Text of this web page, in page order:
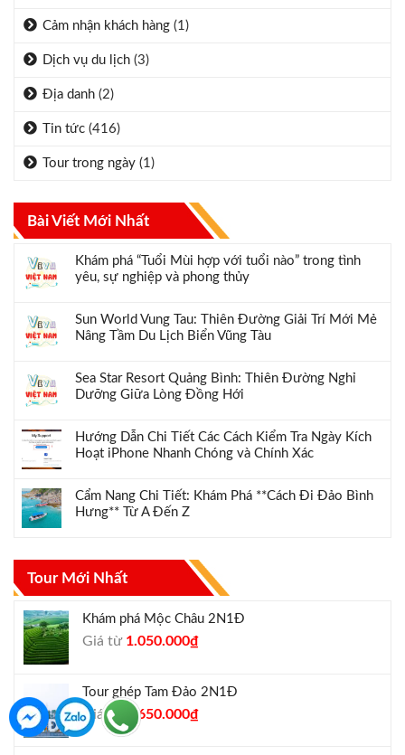
Cảm nhận khách hàng (1)
Dịch vụ du lịch (3)
Địa danh (2)
Tin tức (416)
Tour trong ngày (1)
Bài Viết Mới Nhất
Khám phá “Tuổi Mùi hợp với tuổi nào” trong tình
yêu, sự nghiệp và phong thủy
Sun World Vung Tau: Thiên Đường Giải Trí Mới Mẻ
Nâng Tầm Du Lịch Biển Vũng Tàu
Sea Star Resort Quảng Bình: Thiên Đường Nghỉ
Dưỡng Giữa Lòng Đồng Hới
Hướng Dẫn Chi Tiết Các Cách Kiểm Tra Ngày Kích
Hoạt iPhone Nhanh Chóng và Chính Xác
Cẩm Nang Chi Tiết: Khám Phá **Cách Đi Đảo Bình
Hưng** Từ A Đến Z
Tour Mới Nhất
Khám phá Mộc Châu 2N1Đ
Giá từ Giá
1.300.000₫.
1.050.000₫Giá
là:
Tour ghép Tam Đảo 2N1Đ
Giá từ
Giá
gốc
1.650.000₫Giá